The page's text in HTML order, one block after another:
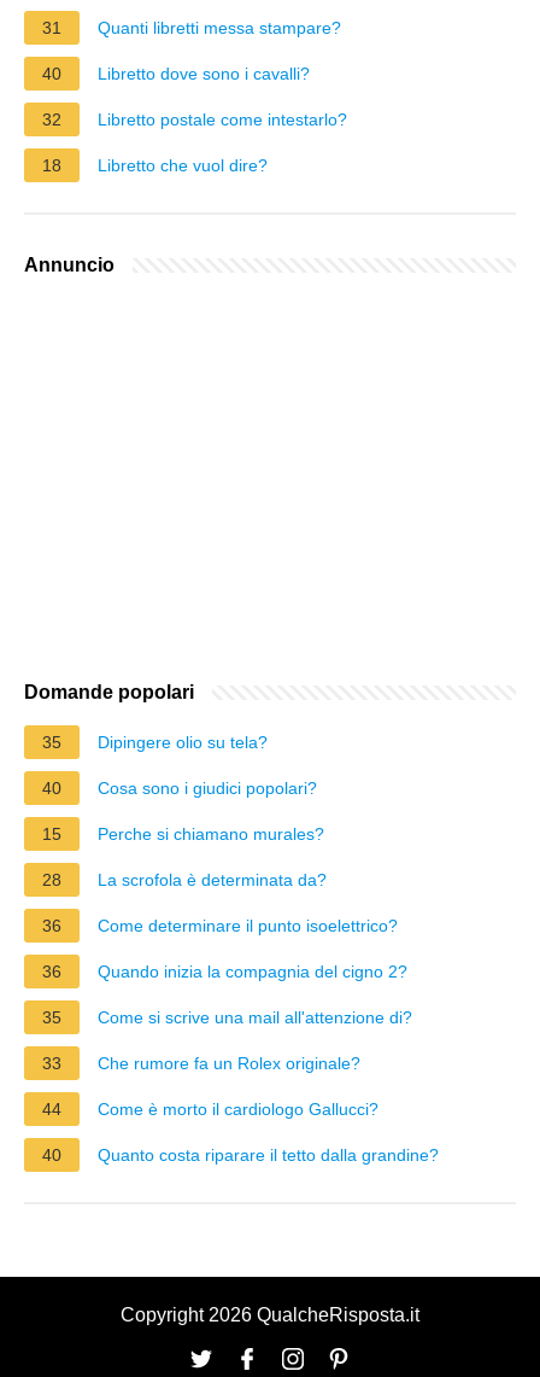
31 Quanti libretti messa stampare?
40 Libretto dove sono i cavalli?
32 Libretto postale come intestarlo?
18 Libretto che vuol dire?
Annuncio
Domande popolari
35 Dipingere olio su tela?
40 Cosa sono i giudici popolari?
15 Perche si chiamano murales?
28 La scrofola è determinata da?
36 Come determinare il punto isoelettrico?
36 Quando inizia la compagnia del cigno 2?
35 Come si scrive una mail all'attenzione di?
33 Che rumore fa un Rolex originale?
44 Come è morto il cardiologo Gallucci?
40 Quanto costa riparare il tetto dalla grandine?
Copyright 2026 QualcheRisposta.it